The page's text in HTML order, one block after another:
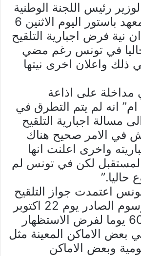
رئيس اللجنة الوطنية
للتلقيح ومدير معهد باستور اليوم الاثنين 6
ديسمبر 2021 ان نية فرض اجبارية التلقيح
في تونس رغم مضي
ذلك واعلان اخرى نيتها
مداخلة على اذاعة
انه لم يتم التطرق في
مسالة اجبارية التلقيح
في الامر صحيح هناك
واخرى اعلنت انها
لكن في تونس لم
حاليا.”
اعتمدت جواز التلقيح
مذكرا بان المرسوم الصادر يوم 22 اكتوبر
اعطى اجل ب60 يوما لفرض الاستظهار
بعض الاماكن المعينة مثل
وبعض الاماكن